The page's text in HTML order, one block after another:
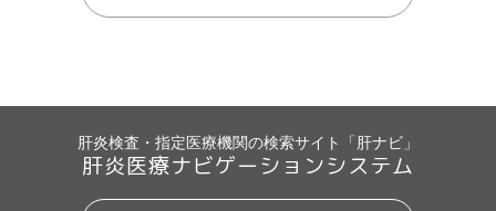
肝炎検査・指定医療機関の検索サイト「肝ナビ」
肝炎医療ナビゲーションシステム